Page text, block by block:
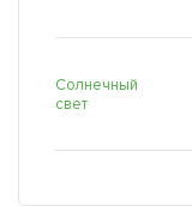
Солнечный
свет